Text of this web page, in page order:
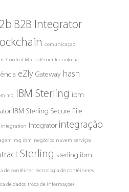
B2B Integrator
comunicaçao
Control-M contêiner tecnologia
eZly Gateway hash
mq IBM Sterling ibm
IBM Sterling Secure File
integration Integrator integração
mq ibm negócios nuvem serviços
Sterling sterling ibm
de contêiner tecnologia de contêineres
de dados troca de informaçoes